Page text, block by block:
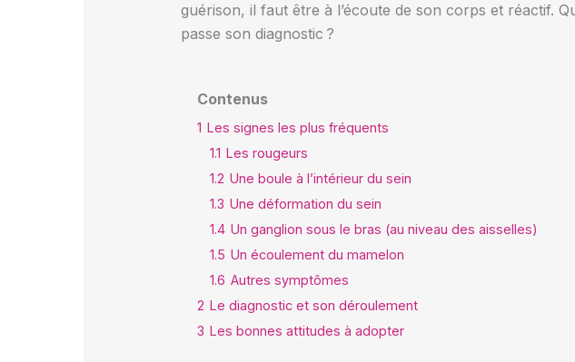
guérison, il faut être à l’écoute de son corps et réactif.
passe son diagnostic ?
Contenus
1 Les signes les plus fréquents
1.1 Les rougeurs
1.2 Une boule à l’intérieur du sein
1.3 Une déformation du sein
1.4 Un ganglion sous le bras (au niveau des aisselles)
1.5 Un écoulement du mamelon
1.6 Autres symptômes
2 Le diagnostic et son déroulement
3 Les bonnes attitudes à adopter